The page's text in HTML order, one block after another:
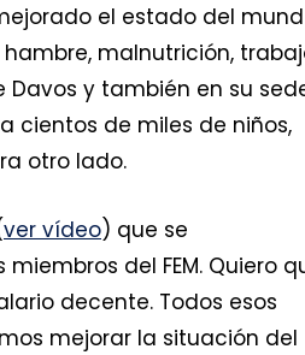
el estado del
hambre, malnutrición,
Davos y también en su
cientos de miles de niños,
otro lado.
ver vídeo) que se
del FEM. Quiero
decente. Todos esos
mejorar la situación del